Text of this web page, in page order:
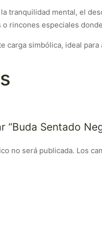
tranquilidad mental, el
rincones especiales
carga simbólica, ideal
“Buda Sentado
no será publicada. Los